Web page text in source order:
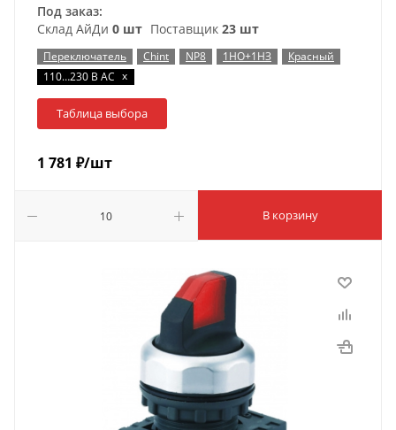
Под заказ:
Склад АйДи 0 шт Поставщик 23 шт
Переключатель Chint NP8 1НО+1НЗ
Красный
110…230 В AC x
Таблица выбора
1 781 ₽/шт
В корзину